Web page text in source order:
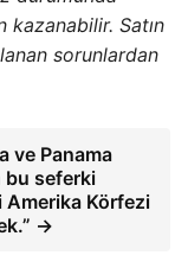
kazanabilir. Satın
sorunlardan
ve Panama
bu seferki
Amerika Körfezi
→